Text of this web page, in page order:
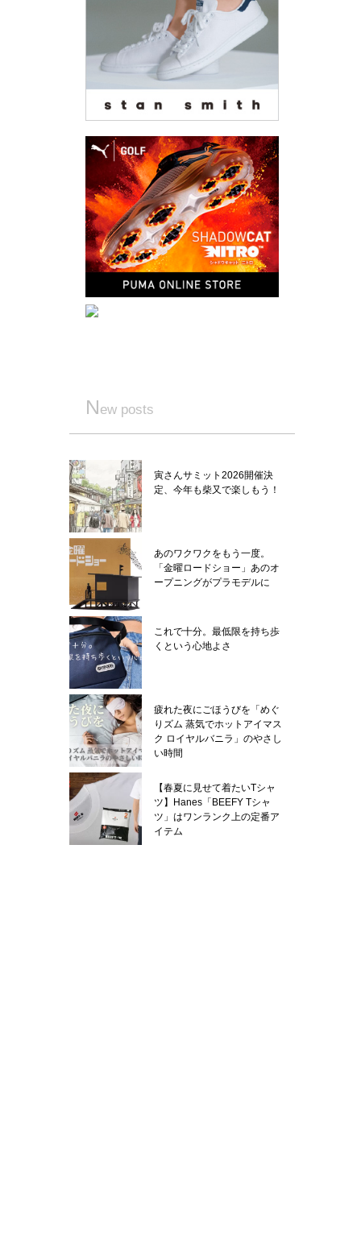
New posts
寅さんサミット2026開催決
定、今年も柴又で楽しもう！
あのワクワクをもう一度。
「金曜ロードショー」あのオ
ープニングがプラモデルに
これで十分。最低限を持ち歩
くという心地よさ
疲れた夜にごほうびを「めぐ
りズム 蒸気でホットアイマス
ク ロイヤルバニラ」のやさし
い時間
【春夏に見せて着たいTシャ
ツ】Hanes「BEEFY Tシャ
ツ」はワンランク上の定番ア
イテム